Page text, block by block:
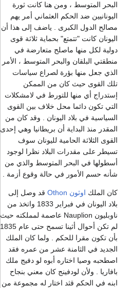
البحر المتوسط ، ومن هنا كانت ثورة
اليونانيين ضد الحكم العثماني أمر يهم
مصالح الدول الكبرى . ياضف إلى هذا أن
اليونان كانت "تتمتع" بحماية ثلاثة قوى
دولية لكل منها ماصلح متعارضة في
منطقتي البلقان والبحر المتوسط ، الأمر
الذي جعل منها بؤرة لصراع سياسات
تلك القوى حيث كان من الممكن
إستدراج أي منها للتورط في لامشكلات
التي تكون دائما محل خلاف بين القوى
السياسية في بلاد اليونان . وقد كان من
المقدر منذ البداية أن بريطانيا وهي إحدى
القوى الثلاثة الحامية لليونان سوف
تسيطر على مقدرات البلاد نظرا لوجود
أسطولها في البحر المتوسط والذي من
شأنه حسم الأمور في حالة وقوع أزمة .
كان الملك اوثون Othon
قد وصل إلى
بلاد اليونان في فبراير 1833 واتخذ من
ناوبليون Nauplion عاصمة لمملكته حيث
لم تكن أحوال أثينا تسمح حتى عام 1835
بأن تكون مقرا للحكم . ولما كان الملك
الجديد في الثامنة عشر من عمره فقد
اصطحبه وصيا اختاره أبوه لو دفيج ملك
بافاريا . ولأن لودفينج كان معني بنجاح
ابنه في الحكم قثد اختار له مجموعة من